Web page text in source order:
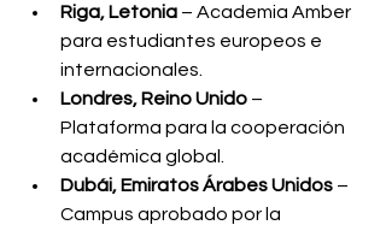
Riga, Letonia – Academia Amber
para estudiantes europeos e
internacionales.
Londres, Reino Unido –
Plataforma para la cooperación
académica global.
Dubái, Emiratos Árabes Unidos –
Campus aprobado por la